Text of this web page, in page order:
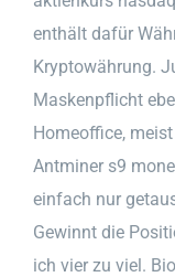
enthält dafür
Kryptowährung.
Maskenpflicht
Homeoffice,
Antminer s9
einfach nur
Gewinnt die
ich vier zu viel.